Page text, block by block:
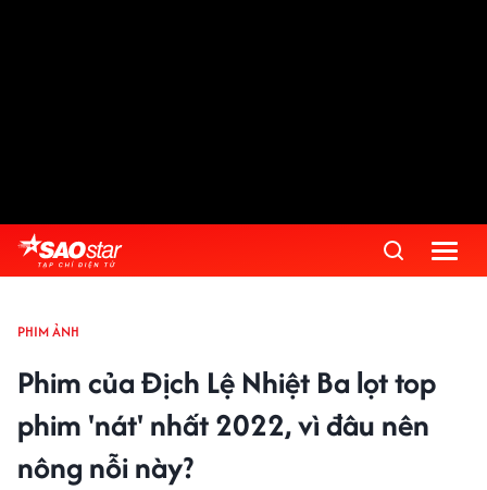
PHIM ẢNH
Phim của Địch Lệ Nhiệt Ba lọt top
phim 'nát' nhất 2022, vì đâu nên
nông nỗi này?